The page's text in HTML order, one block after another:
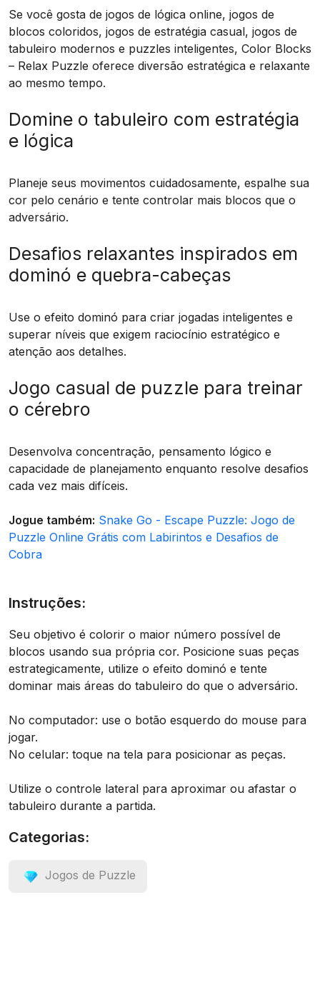
Se você gosta de jogos de lógica online, jogos de
blocos coloridos, jogos de estratégia casual, jogos de
tabuleiro modernos e puzzles inteligentes, Color Blocks
– Relax Puzzle oferece diversão estratégica e relaxante
ao mesmo tempo.
Domine o tabuleiro com estratégia
e lógica
Planeje seus movimentos cuidadosamente, espalhe sua
cor pelo cenário e tente controlar mais blocos que o
adversário.
Desafios relaxantes inspirados em
dominó e quebra-cabeças
Use o efeito dominó para criar jogadas inteligentes e
superar níveis que exigem raciocínio estratégico e
atenção aos detalhes.
Jogo casual de puzzle para treinar
o cérebro
Desenvolva concentração, pensamento lógico e
capacidade de planejamento enquanto resolve desafios
cada vez mais difíceis.
Jogue também: Snake Go - Escape Puzzle: Jogo de
Puzzle Online Grátis com Labirintos e Desafios de
Cobra
Instruções:
Seu objetivo é colorir o maior número possível de
blocos usando sua própria cor. Posicione suas peças
estrategicamente, utilize o efeito dominó e tente
dominar mais áreas do tabuleiro do que o adversário.
No computador: use o botão esquerdo do mouse para
jogar.
No celular: toque na tela para posicionar as peças.
Utilize o controle lateral para aproximar ou afastar o
tabuleiro durante a partida.
Categorias:
Jogos de Puzzle